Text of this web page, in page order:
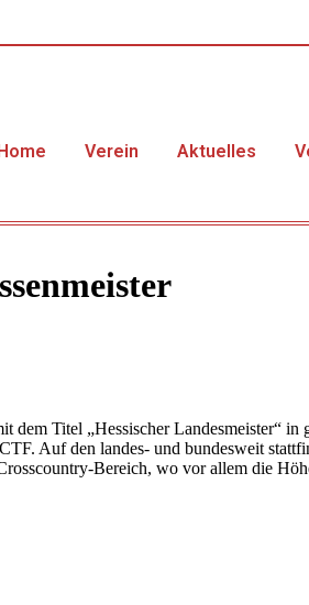
Verein Aktuelles
dem Titel „Hessischer Landesmeister“
Auf den landes- und bundesweit
Bereich, wo vor allem die